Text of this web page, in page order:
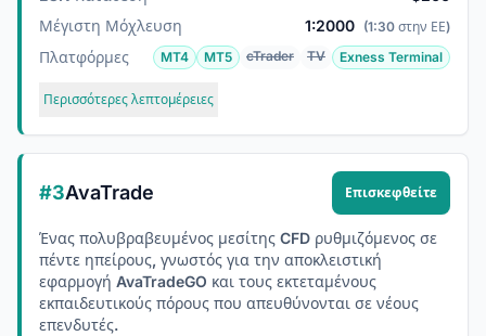
Μέγιστη Μόχλευση
1:2000 (1:30 στην ΕΕ)
Πλατφόρμες MT4 MT5 cTrader TV Exness Terminal
Περισσότερες λεπτομέρειες
#3AvaTrade Επισκεφθείτε
Ένας πολυβραβευμένος μεσίτης CFD ρυθμιζόμενος σε
πέντε ηπείρους, γνωστός για την αποκλειστική
εφαρμογή AvaTradeGO και τους εκτεταμένους
εκπαιδευτικούς πόρους που απευθύνονται σε νέους
επενδυτές.